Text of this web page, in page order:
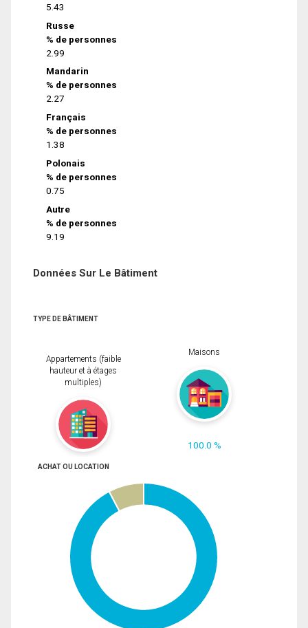
5.43
Russe
% de personnes
2.99
Mandarin
% de personnes
2.27
Français
% de personnes
1.38
Polonais
% de personnes
0.75
Autre
% de personnes
9.19
Données Sur Le Bâtiment
TYPE DE BÂTIMENT
Appartements (faible
hauteur et à étages
multiples)
Maisons
100.0 %
ACHAT OU LOCATION